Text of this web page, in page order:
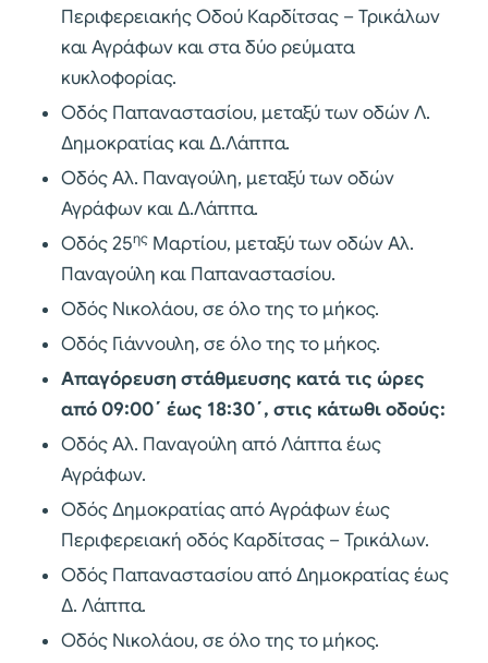
Περιφερειακής Οδού Καρδίτσας – Τρικάλων
και Αγράφων και στα δύο ρεύματα
κυκλοφορίας.
Οδός Παπαναστασίου, μεταξύ των οδών Λ.
Δημοκρατίας και Δ.Λάππα.
Οδός Αλ. Παναγούλη, μεταξύ των οδών
Αγράφων και Δ.Λάππα.
Οδός 25ης Μαρτίου, μεταξύ των οδών Αλ.
Παναγούλη και Παπαναστασίου.
Οδός Νικολάου, σε όλο της το μήκος.
Οδός Γιάννουλη, σε όλο της το μήκος.
Απαγόρευση στάθμευσης κατά τις ώρες
από 09:00΄ έως 18:30΄, στις κάτωθι οδούς:
Οδός Αλ. Παναγούλη από Λάππα έως
Αγράφων.
Οδός Δημοκρατίας από Αγράφων έως
Περιφερειακή οδός Καρδίτσας – Τρικάλων.
Οδός Παπαναστασίου από Δημοκρατίας έως
Δ. Λάππα.
Οδός Νικολάου, σε όλο της το μήκος.